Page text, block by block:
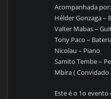
Acompanhada por:
Hélder Gonzaga –
Valter Mabas –
Tony Paco –
Nicolau – Piano
Samito Tembe –
Mbira ( Convidado
Este é o 1o evento